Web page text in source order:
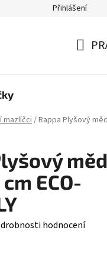
Přihlášení
mazlíčci/Rappa Plyšový
ECO-
hodnocení